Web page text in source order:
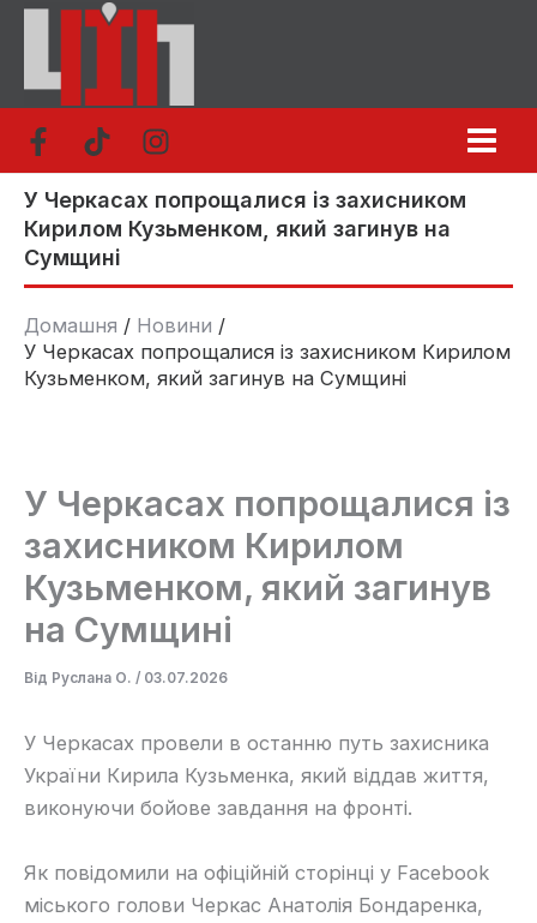
Перейти
вмісту
У Черкасах попрощалися із захисником
Кирилом Кузьменком, який загинув на
Сумщині
Домашня
Новини
У Черкасах попрощалися із захисником Кирилом
Кузьменком, який загинув на Сумщині
У Черкасах попрощалися із
захисником Кирилом
Кузьменком, який загинув
на Сумщині
Від Руслана О. / 03.07.2026
У Черкасах провели в останню путь захисника
України Кирила Кузьменка, який віддав життя,
виконуючи бойове завдання на фронті.
Як повідомили на офіційній сторінці у Facebook
міського голови Черкас Анатолія Бондаренка,